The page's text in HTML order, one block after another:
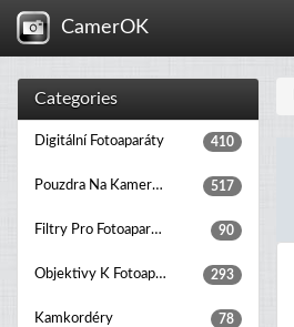
CamerOK
Categories
Digitální Fotoaparáty 410
Pouzdra Na Kamery A Fotoaparáty 517
Filtry Pro Fotoaparáty 90
Objektivy K Fotoaparátům 293
Kamkordéry 78